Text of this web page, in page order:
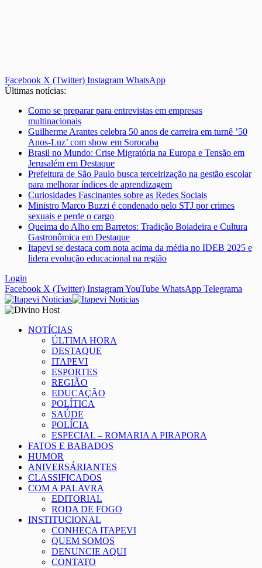
Facebook X (Twitter) Instagram WhatsApp
Últimas notícias:
Como se preparar para entrevistas em empresas
multinacionais
Guilherme Arantes celebra 50 anos de carreira em turnê ’50
Anos-Luz’ com show em Sorocaba
Brasil no Mundo: Crise Migratória na Europa e Tensão em
Jerusalém em Destaque
Prefeitura de São Paulo busca terceirização na gestão escolar
para melhorar índices de aprendizagem
Curiosidades Fascinantes sobre as Redes Sociais
Ministro Marco Buzzi é condenado pelo STJ por crimes
sexuais e perde o cargo
Queima do Alho em Barretos: Tradição Boiadeira e Cultura
Gastronômica em Destaque
Itapevi se destaca com nota acima da média no IDEB 2025 e
lidera evolução educacional na região
Login
Facebook X (Twitter) InstagramYouTube WhatsApp Telegrama
NOTÍCIAS
ÚLTIMA HORA
DESTAQUE
ITAPEVI
ESPORTES
REGIÃO
EDUCAÇÃO
POLÍTICA
SAÚDE
POLÍCIA
ESPECIAL – ROMARIA A PIRAPORA
FATOS E BABADOS
HUMOR
ANIVERSÁRIANTES
CLASSIFICADOS
COM A PALAVRA
EDITORIAL
RODA DE FOGO
INSTITUCIONAL
CONHEÇA ITAPEVI
QUEM SOMOS
DENUNCIE AQUI
CONTATO